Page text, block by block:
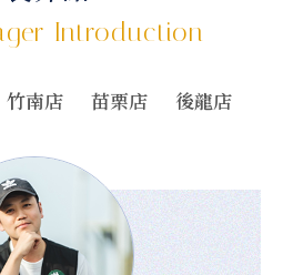
Introduction
竹南店 苗栗店 後龍店